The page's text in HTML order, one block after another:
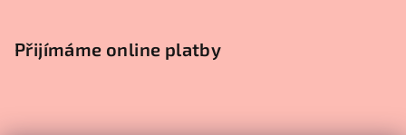
Přijímáme online platby